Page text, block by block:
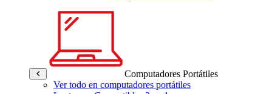
Computadores Portátiles
Ver todo en computadores portátiles